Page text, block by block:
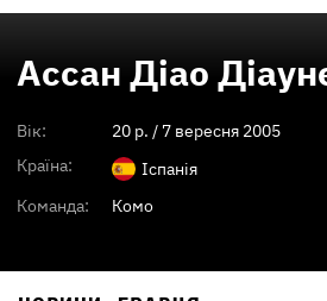
Ассан Діао
Вік: 20 p. / 7 вересня 2005
Країна:
Іспанія
Команда:
Комо